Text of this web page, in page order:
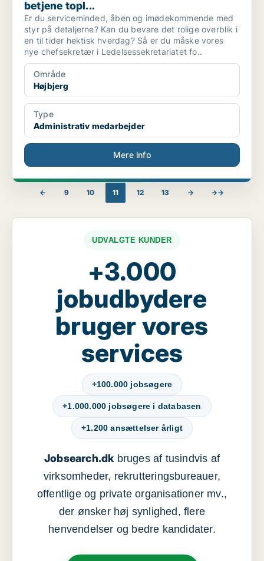
betjene topl...
Er du serviceminded, åben og imødekommende med
styr på detaljerne? Kan du bevare det rolige overblik i
en til tider hektisk hverdag? Så er du måske vores
nye chefsekretær i Ledelsessekretariatet fo..
Område
Højbjerg
Type
Administrativ medarbejder
Mere info
← 9 10 11 12 13 → →→
UDVALGTE KUNDER
+3.000
jobudbydere
bruger vores
services
+100.000 jobsøgere
+1.000.000 jobsøgere i databasen
+1.200 ansættelser årligt
Jobsearch.dkbruges af tusindvis af
virksomheder, rekrutteringsbureauer,
offentlige og private organisationer mv.,
der ønsker høj synlighed, flere
henvendelser og bedre kandidater.